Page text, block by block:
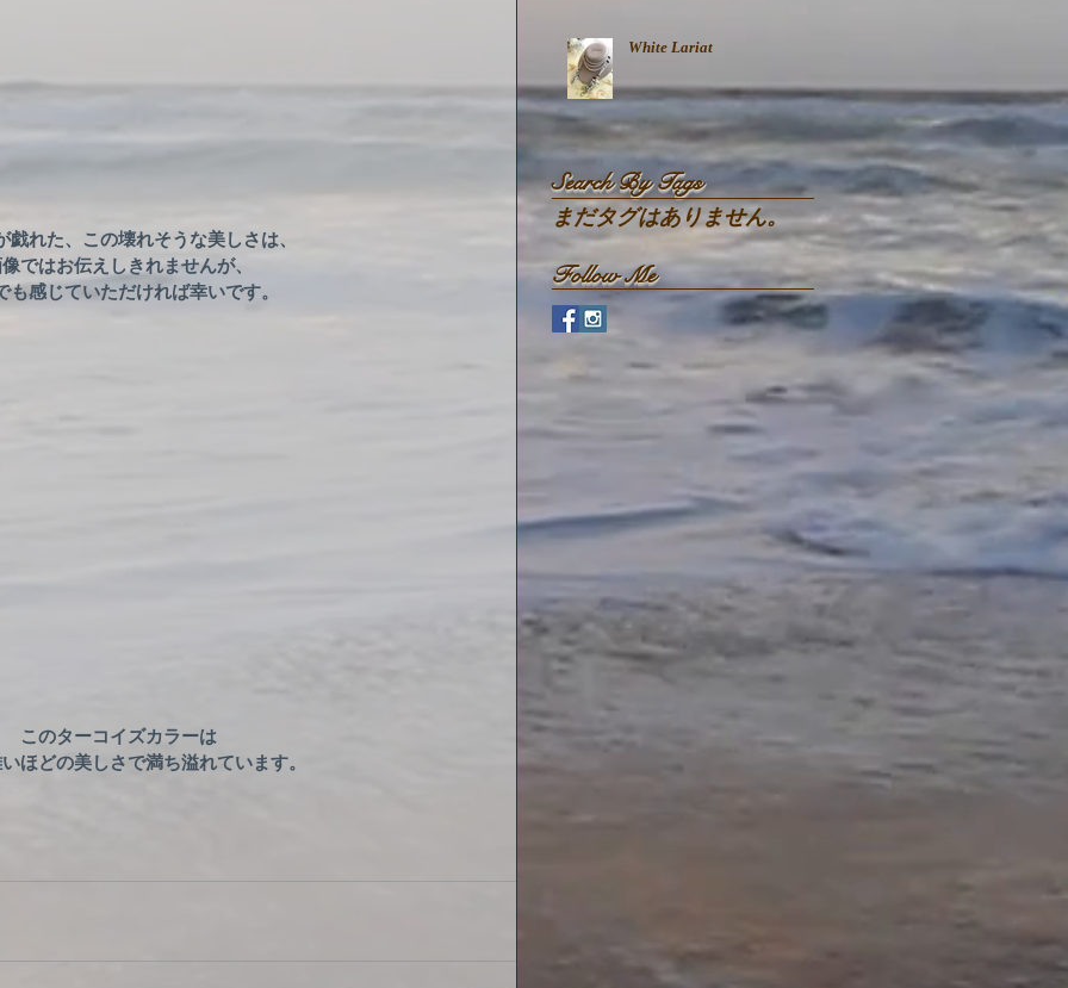
戯れた、この壊れそうな美しさは、
ではお伝えしきれませんが、
も感じていただければ幸いです。
このターコイズカラーは
ほどの美しさで満ち溢れています。
White Lariat
Search By Tags
まだタグはありません。
Follow Me